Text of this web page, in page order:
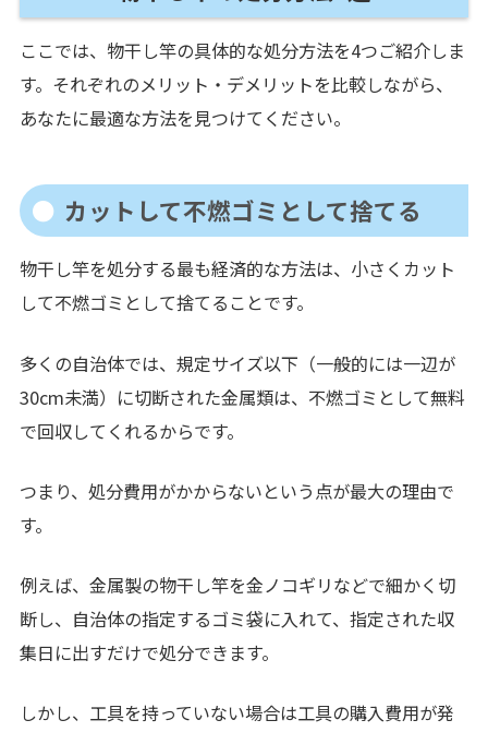
ここでは、物干し竿の具体的な処分方法を4つご紹介しま
す。それぞれのメリット・デメリットを比較しながら、
あなたに最適な方法を見つけてください。
カットして不燃ゴミとして捨てる
物干し竿を処分する最も経済的な方法は、小さくカット
して不燃ゴミとして捨てることです。
多くの自治体では、規定サイズ以下（一般的には一辺が
30cm未満）に切断された金属類は、不燃ゴミとして無料
で回収してくれるからです。
つまり、処分費用がかからないという点が最大の理由で
す。
例えば、金属製の物干し竿を金ノコギリなどで細かく切
断し、自治体の指定するゴミ袋に入れて、指定された収
集日に出すだけで処分できます。
しかし、工具を持っていない場合は工具の購入費用が発